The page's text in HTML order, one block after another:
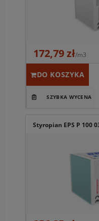
172,79 zł/m3
DO KOSZYKA
Styropian EPS P 100